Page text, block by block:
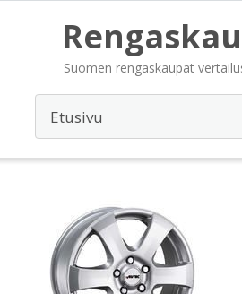
Suomen rengaskaupat